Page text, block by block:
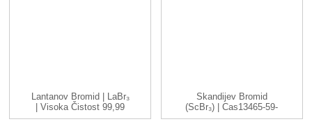
Lantanov Bromid | LaBr₃
| Visoka Čistost 99,99
% ...
Skandijev Bromid
(ScBr₃) | Cas13465-59-
3| Visok ...